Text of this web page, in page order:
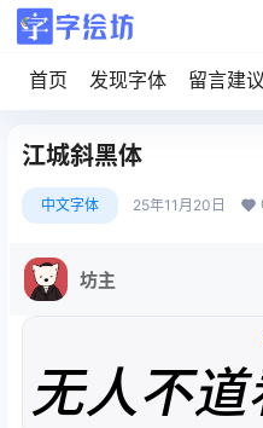
首页 发现字体 留言建议
江城斜黑体
中文字体 25年11月20日
坊主
无人不